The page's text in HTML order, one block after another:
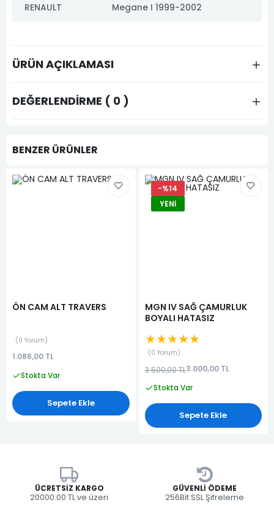
RENAULT Megane I 1999-2002
ÜRÜN AÇIKLAMASI
DEĞERLENDIRME ( 0 )
BENZER ÜRÜNLER
ÖN CAM ALT TRAVERS
0 Yorum
1.086,00 TL
Stokta Var
Sepete Ekle
-%14
YENI
MGN IV SAĞ ÇAMURLUK
BOYALI HATASIZ
★★★★★
0 Yorum
3.500,00 TL3.000,00 TL
Stokta Var
Sepete Ekle
ÜCRETSIZ KARGO
20000.00 TL ve üzeri
GÜVENLI ÖDEME
256Bit SSL Şifreleme